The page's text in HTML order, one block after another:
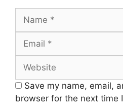
Name
Email
Website
Save my name, email,
browser for the next time